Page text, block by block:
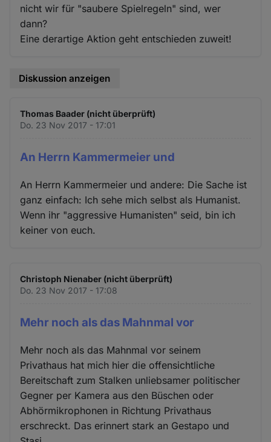
nicht wir für "saubere Spielregeln" sind, wer
dann?
Eine derartige Aktion geht entschieden zuweit!
Diskussion anzeigen
Thomas Baader (nicht überprüft)
Do. 23 Nov 2017 - 17:01
An Herrn Kammermeier und
An Herrn Kammermeier und andere: Die Sache ist
ganz einfach: Ich sehe mich selbst als Humanist.
Wenn ihr "aggressive Humanisten" seid, bin ich
keiner von euch.
Christoph Nienaber (nicht überprüft)
Do. 23 Nov 2017 - 17:08
Mehr noch als das Mahnmal vor
Mehr noch als das Mahnmal vor seinem
Privathaus hat mich hier die offensichtliche
Bereitschaft zum Stalken unliebsamer politischer
Gegner per Kamera aus den Büschen oder
Abhörmikrophonen in Richtung Privathaus
erschreckt. Das erinnert stark an Gestapo und